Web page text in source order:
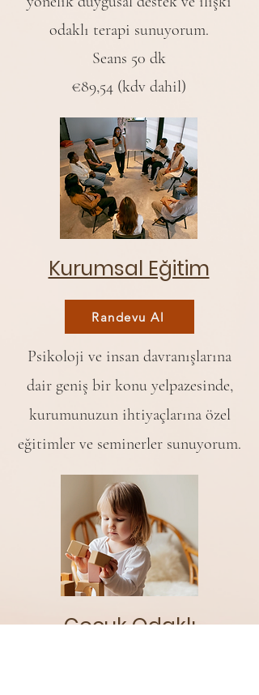
odaklı terapi sunuyorum.
Seans 50 dk
€89,54 (kdv dahil)
Kurumsal Eğitim
Randevu Al
Psikoloji ve insan davranışlarına
dair geniş bir konu yelpazesinde,
kurumunuzun ihtiyaçlarına özel
eğitimler ve seminerler sunuyorum.
Çocuk Odaklı